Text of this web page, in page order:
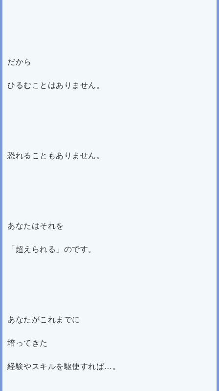
だから
ひるむことはありません。
恐れることもありません。
あなたはそれを
「超えられる」のです。
あなたがこれまでに
培ってきた
経験やスキルを駆使すれば…。